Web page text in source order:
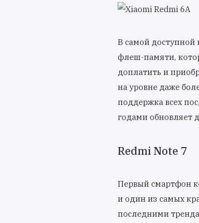
В самой доступной
флеш-памяти,
доплатить и
на уровне даже
поддержка всех
годами обновляет
Redmi Note 7
Первый смартфон
и один из самых
последними